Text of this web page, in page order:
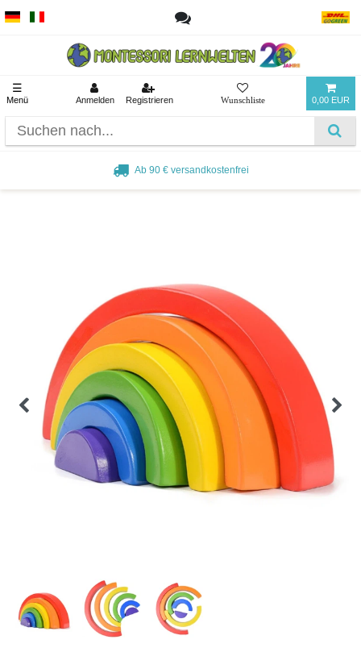
☰
Menü Anmelden Registrieren 0,00 EUR
Ab 90 € versandkostenfrei